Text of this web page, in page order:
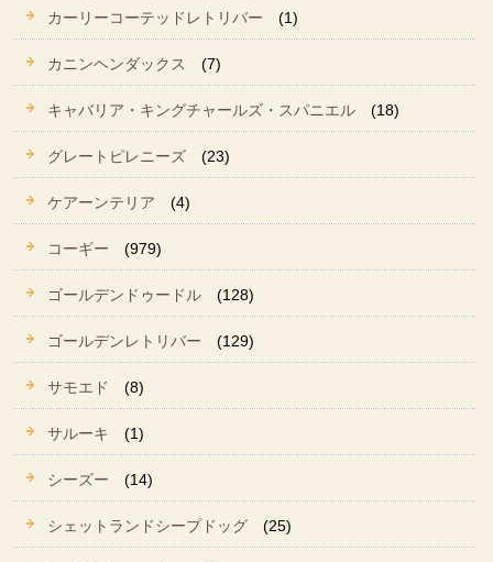
カーリーコーテッドレトリバー (1)
カニンヘンダックス (7)
キャバリア・キングチャールズ・スパニエル (18)
グレートピレニーズ (23)
ケアーンテリア (4)
コーギー (979)
ゴールデンドゥードル (128)
ゴールデンレトリバー (129)
サモエド (8)
サルーキ (1)
シーズー (14)
シェットランドシープドッグ (25)